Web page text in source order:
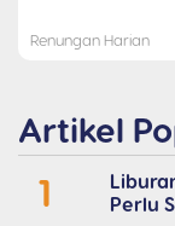
Renungan Harian
Artikel
1
Perlu